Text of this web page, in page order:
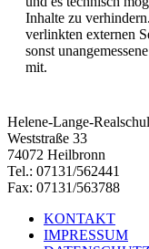
Inhalte zu
verlinkten externen
sonst
mit.
Helene-Lange-
Weststraße 33
74072 Heilbronn
Tel.: 07131/562441
Fax: 07131/563788
KONTAKT
IMPRESSUM